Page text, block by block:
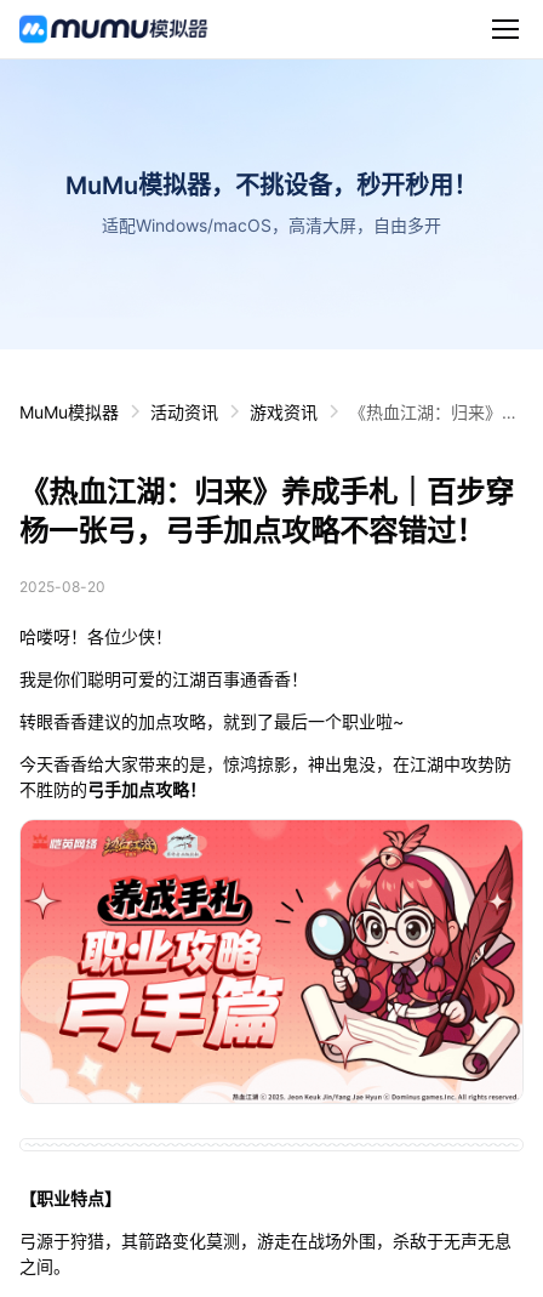
MuMu模拟器，不挑设备，秒开秒用！
适配Windows/macOS，高清大屏，自由多开
MuMu模拟器 活动资讯 游戏资讯
《热血江湖：归来》养
错过！
《热血江湖：归来》养成手札｜百步穿
杨一张弓，弓手加点攻略不容错过！
2025-08-20
哈喽呀！各位少侠！
我是你们聪明可爱的江湖百事通香香！
转眼香香建议的加点攻略，就到了最后一个职业啦~
今天香香给大家带来的是，惊鸿掠影，神出鬼没，在江湖中攻势防
不胜防的弓手加点攻略！
【职业特点】
弓源于狩猎，其箭路变化莫测，游走在战场外围，杀敌于无声无息
之间。